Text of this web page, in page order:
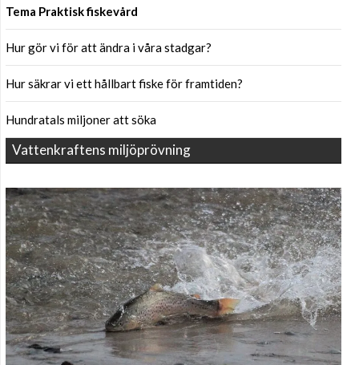
Tema Praktisk fiskevård
Hur gör vi för att ändra i våra stadgar?
Hur säkrar vi ett hållbart fiske för framtiden?
Hundratals miljoner att söka
Vattenkraftens miljöprövning